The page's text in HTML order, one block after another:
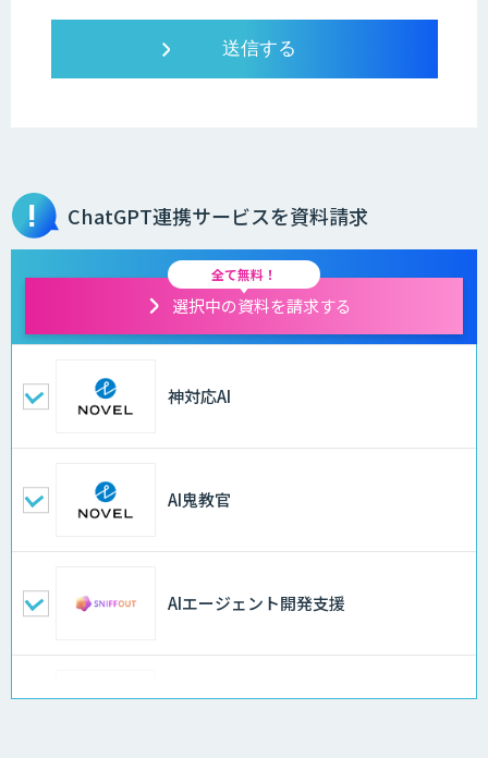
ChatGPT連携サービスを資料請求
全て無料！
選択中の資料を請求する
神対応AI
AI鬼教官
AIエージェント開発支援
AI-BPO